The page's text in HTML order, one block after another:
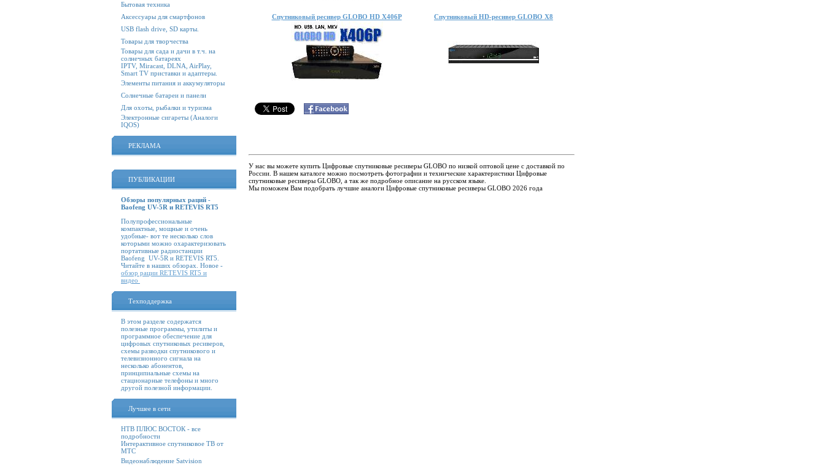
Бытовая техника
Аксессуары для смартфонов
USB flash drive, SD карты.
Товары для творчества
Товары для сада и дачи в т.ч. на
солнечных батареях
IPTV, Miracast, DLNA, AirPlay,
Smart TV приставки и адаптеры.
Элементы питания и аккумуляторы
Солнечные батареи и панели
Для охоты, рыбалки и туризма
Электронные сигареты (Аналоги
IQOS)
РЕКЛАМА
ПУБЛИКАЦИИ
Обзоры популярных раций -
Baofeng UV-5R и RETEVIS RT5
Полупрофессиональные
компактные, мощные и очень
удобные- вот те несколько слов
которыми можно охарактеризовать
портативные радиостанции
Baofeng UV-5R и RETEVIS RT5.
Читайте в наших обзорах. Новое -
обзор рации RETEVIS RT5 и
видео
Техподдержка
В этом разделе содержатся
полезные программы, утилиты и
программное обеспечение для
цифровых спутниковых ресиверов,
схемы разводки спутникового и
телевизионного сигнала на
несколько абонентов,
принципиальные схемы на
стационарные телефоны и много
другой полезной информации.
Лучшее в сети
НТВ ПЛЮС ВОСТОК - все
подробности
Интерактивное спутниковое ТВ от
МТС
Видеонаблюдение Satvision
Спутниковый ресивер GLOBO HD X406P Спутниковый HD-ресивер GLOBO X8
У нас вы можете купить Цифровые спутниковые ресиверы GLOBO по низкой оптовой цене с доставкой по
России. В нашем каталоге можно посмотреть фотографии и технические характеристики Цифровые
спутниковые ресиверы GLOBO, а так же подробное описание на русском языке.
Мы поможем Вам подобрать лучшие аналоги Цифровые спутниковые ресиверы GLOBO 2026 года